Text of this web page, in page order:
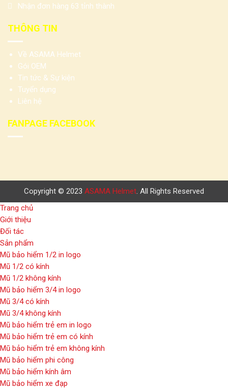
Nhận đơn hàng 63 tỉnh thành
THÔNG TIN
Về ASAMA Helmet
Gói OEM
Tin tức & Sự kiện
Tuyển dụng
Liên hệ
FANPAGE FACEBOOK
Copyright © 2023 ASAMA Helmet. All Rights Reserved
Trang chủ
Giới thiệu
Đối tác
Sản phẩm
Mũ bảo hiểm 1/2 in logo
Mũ 1/2 có kính
Mũ 1/2 không kính
Mũ bảo hiểm 3/4 in logo
Mũ 3/4 có kính
Mũ 3/4 không kính
Mũ bảo hiểm trẻ em in logo
Mũ bảo hiểm trẻ em có kính
Mũ bảo hiểm trẻ em không kính
Mũ bảo hiểm phi công
Mũ bảo hiểm kính âm
Mũ bảo hiểm xe đạp